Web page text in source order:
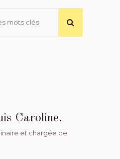
Caroline.
et chargée de